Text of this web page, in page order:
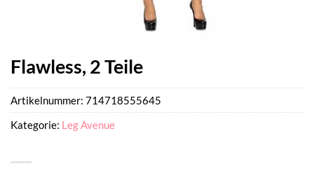
Flawless, 2 Teile
Artikelnummer: 714718555645
Kategorie: Leg Avenue